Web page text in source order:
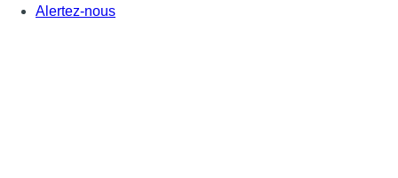
Alertez-nous